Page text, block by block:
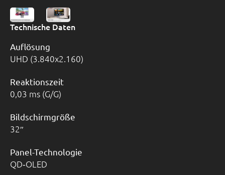
Technische Daten
Auflösung
UHD (3.840x2.160)
Reaktionszeit
0,03 ms (G/G)
Bildschirmgröße
32
Panel-Technologie
QD‑OLED